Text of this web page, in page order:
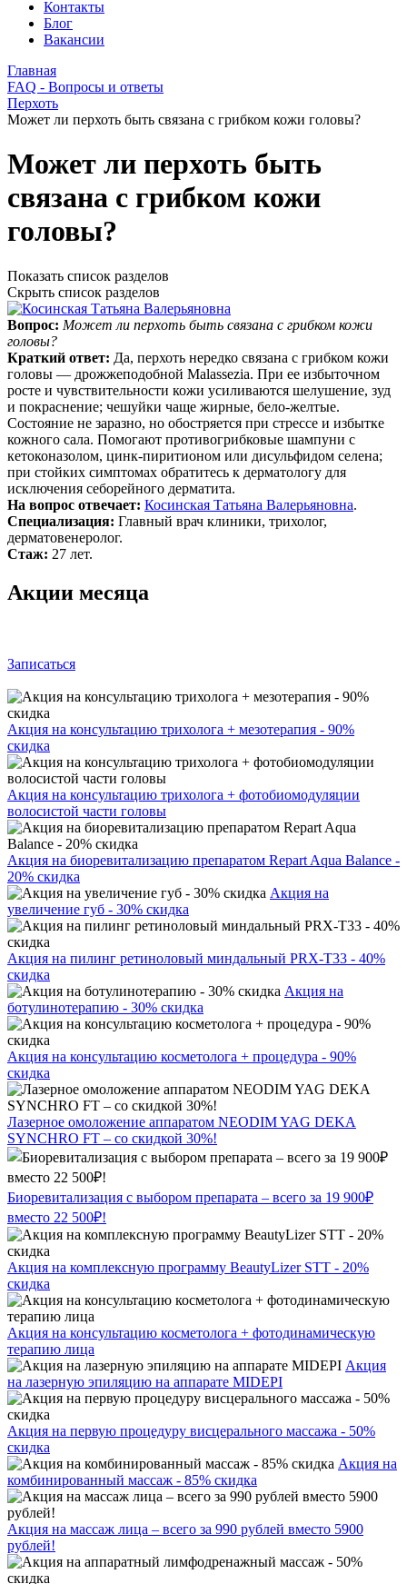
Контакты
Блог
Вакансии
Главная
FAQ - Вопросы и ответы
Перхоть
Может ли перхоть быть связана с грибком кожи головы?
Может ли перхоть быть
связана с грибком кожи
головы?
Показать список разделов
Скрыть список разделов
Вопрос: Может ли перхоть быть связана с грибком кожи
головы?
Краткий ответ: Да, перхоть нередко связана с грибком кожи
головы — дрожжеподобной Malassezia. При ее избыточном
росте и чувствительности кожи усиливаются шелушение, зуд
и покраснение; чешуйки чаще жирные, бело‑желтые.
Состояние не заразно, но обостряется при стрессе и избытке
кожного сала. Помогают противогрибковые шампуни с
кетоконазолом, цинк‑пиритионом или дисульфидом селена;
при стойких симптомах обратитесь к дерматологу для
исключения себорейного дерматита.
На вопрос отвечает: Косинская Татьяна Валерьяновна.
Специализация: Главный врач клиники, трихолог,
дерматовенеролог.
Стаж: 27 лет.
Акции месяца
Записаться
Акция на консультацию трихолога + мезотерапия - 90%
скидка
Акция на консультацию трихолога + фотобиомодуляции
волосистой части головы
Акция на биоревитализацию препаратом Repart Aqua Balance -
20% скидка
Акция на
увеличение губ - 30% скидка
Акция на пилинг ретиноловый миндальный PRX-T33 - 40%
скидка
Акция на
ботулинотерапию - 30% скидка
Акция на консультацию косметолога + процедура - 90%
скидка
Лазерное омоложение аппаратом NEODIM YAG DEKA
SYNCHRO FT – со скидкой 30%!
Биоревитализация с выбором препарата – всего за 19 900₽
вместо 22 500₽!
Акция на комплексную программу BeautyLizer STT - 20%
скидка
Акция на консультацию косметолога + фотодинамическую
терапию лица
Акция
на лазерную эпиляцию на аппарате MIDEPI
Акция на первую процедуру висцерального массажа - 50%
скидка
Акция на
комбинированный массаж - 85% скидка
Акция на массаж лица – всего за 990 рублей вместо 5900
рублей!